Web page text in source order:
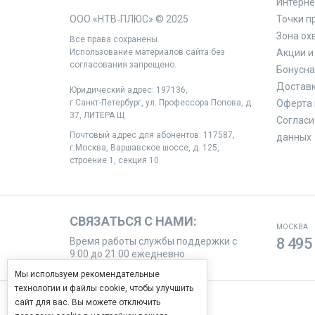
ООО «НТВ‑ПЛЮС» © 2025
Все права сохранены.
Использование материалов сайта без
согласования запрещено.
Юридический адрес: 197136,
г.Санкт‑Петербург, ул. Профессора Попова, д.
37, ЛИТЕРА Щ
Почтовый адрес для абонентов: 117587,
г.Москва, Варшавское шоссе, д. 125,
строение 1, секция 10
Точки
Зона
Акции
Оферта
данных
СВЯЗАТЬСЯ С НАМИ:
Время работы службы поддержки с
9:00 до 21:00 ежедневно
МОСКВА
8
МЫ В СОЦИАЛЬНЫХ СЕТЯХ
Мы используем рекомендательные
технологии и файлы cookie, чтобы улучшить
сайт для вас. Вы можете отключить